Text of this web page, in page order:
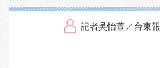
記者吳怡萱／台東